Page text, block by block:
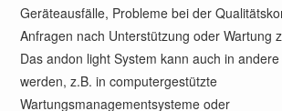
Geräteausfälle, Probleme bei der
Anfragen nach Unterstützung oder Wartung
Das andon light System kann auch in
werden, z.B. in computergestützte
Wartungsmanagementsysteme oder